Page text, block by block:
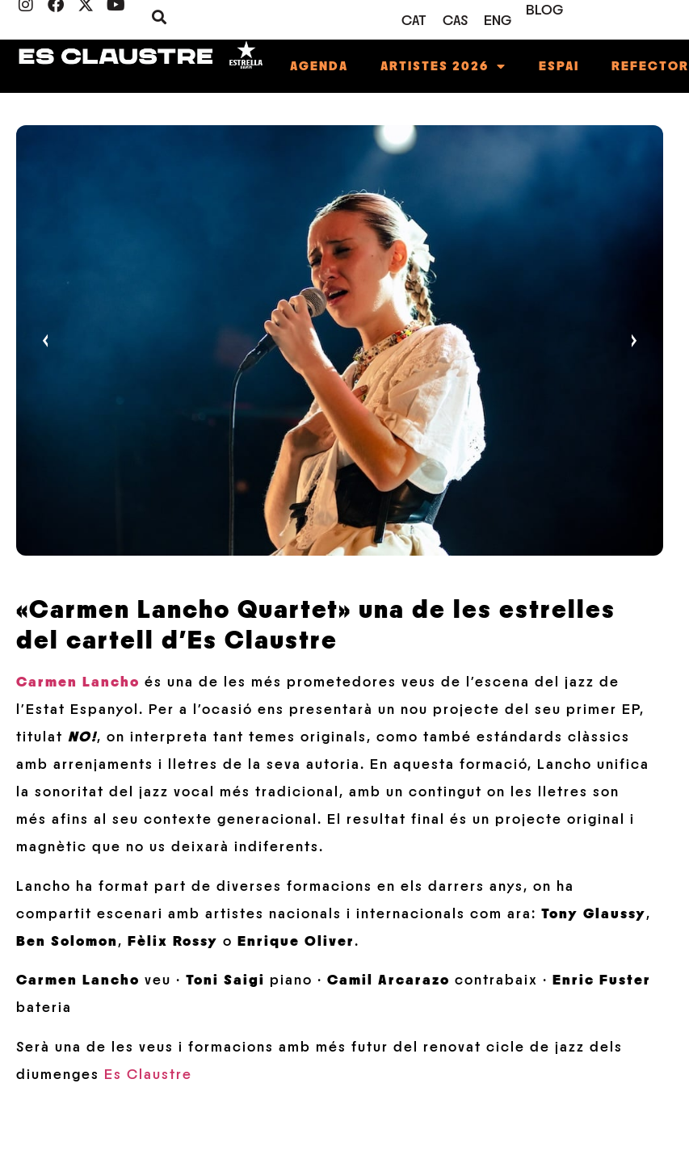
CAT CAS ENG
BLOG
AGENDA ARTISTES 2026 ESPAI REFECTORI
‹ ›
«Carmen Lancho Quartet» una de les estrelles
del cartell d’Es Claustre
Carmen Lancho és una de les més prometedores veus de l’escena del jazz de
l’Estat Espanyol. Per a l’ocasió ens presentarà un nou projecte del seu primer EP,
titulat NO!, on interpreta tant temes originals, como també estándards clàssics
amb arrenjaments i lletres de la seva autoria. En aquesta formació, Lancho unifica
la sonoritat del jazz vocal més tradicional, amb un contingut on les lletres son
més afins al seu contexte generacional. El resultat final és un projecte original i
magnètic que no us deixarà indiferents.
Lancho ha format part de diverses formacions en els darrers anys, on ha
compartit escenari amb artistes nacionals i internacionals com ara: Tony Glaussy,
Ben Solomon , Fèlix Rossy o Enrique Oliver.
Carmen Lancho veu · Toni Saigi piano · Camil Arcarazo contrabaix ·
Enric Fuster
bateria
Serà una de les veus i formacions amb més futur del renovat cicle de jazz dels
diumenges
Es Claustre